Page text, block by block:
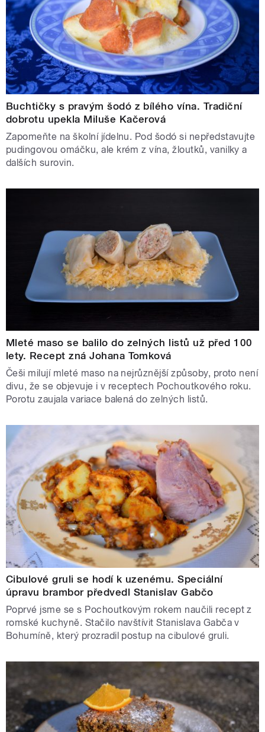
Buchtičky s pravým šodó z bílého vína. Tradiční
dobrotu upekla Miluše Kačerová
Zapomeňte na školní jídelnu. Pod šodó si nepředstavujte
pudingovou omáčku, ale krém z vína, žloutků, vanilky a
dalších surovin.
Mleté maso se balilo do zelných listů už před 100
lety. Recept zná Johana Tomková
Češi milují mleté maso na nejrůznější způsoby, proto není
divu, že se objevuje i v receptech Pochoutkového roku.
Porotu zaujala variace balená do zelných listů.
Cibulové gruli se hodí k uzenému. Speciální
úpravu brambor předvedl Stanislav Gabčo
Poprvé jsme se s Pochoutkovým rokem naučili recept z
romské kuchyně. Stačilo navštívit Stanislava Gabča v
Bohumíně, který prozradil postup na cibulové gruli.